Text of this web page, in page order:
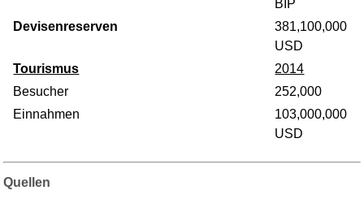
BIP
Devisenreserven
381,100,000
USD
Tourismus
2014
Besucher
252,000
Einnahmen
103,000,000
USD
Quellen